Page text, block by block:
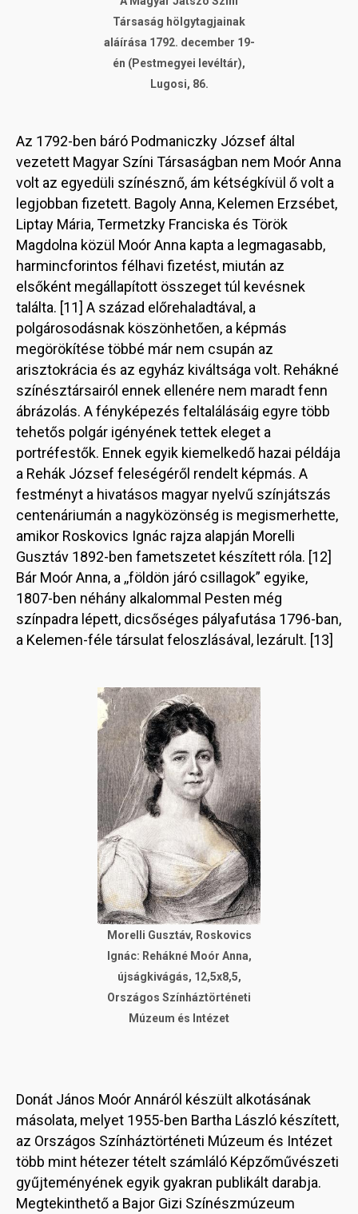
Társaság hölgytagjainak
aláírása 1792. december 19-
én (Pestmegyei levéltár),
Lugosi, 86.
Az 1792-ben báró Podmaniczky József által
vezetett Magyar Színi Társaságban nem Moór Anna
volt az egyedüli színésznő, ám kétségkívül ő volt a
legjobban fizetett. Bagoly Anna, Kelemen Erzsébet,
Liptay Mária, Termetzky Franciska és Török
Magdolna közül Moór Anna kapta a legmagasabb,
harmincforintos félhavi fizetést, miután az
elsőként megállapított összeget túl kevésnek
találta. [11] A század előrehaladtával, a
polgárosodásnak köszönhetően, a képmás
megörökítése többé már nem csupán az
arisztokrácia és az egyház kiváltsága volt. Rehákné
színésztársairól ennek ellenére nem maradt fenn
ábrázolás. A fényképezés feltalálásáig egyre több
tehetős polgár igényének tettek eleget a
portréfestők. Ennek egyik kiemelkedő hazai példája
a Rehák József feleségéről rendelt képmás. A
festményt a hivatásos magyar nyelvű színjátszás
centenáriumán a nagyközönség is megismerhette,
amikor Roskovics Ignác rajza alapján Morelli
Gusztáv 1892-ben fametszetet készített róla. [12]
Bár Moór Anna, a ,,földön járó csillagok” egyike,
1807-ben néhány alkalommal Pesten még
színpadra lépett, dicsőséges pályafutása 1796-ban,
a Kelemen-féle társulat feloszlásával, lezárult. [13]
Image
Morelli Gusztáv, Roskovics
Ignác: Rehákné Moór Anna,
újságkivágás, 12,5x8,5,
Országos Színháztörténeti
Múzeum és Intézet
Donát János Moór Annáról készült alkotásának
másolata, melyet 1955-ben Bartha László készített,
az Országos Színháztörténeti Múzeum és Intézet
több mint hétezer tételt számláló Képzőművészeti
gyűjteményének egyik gyakran publikált darabja.
Megtekinthető a Bajor Gizi Színészmúzeum